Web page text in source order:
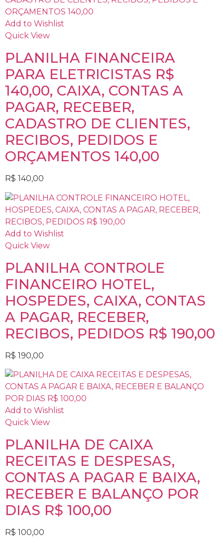
Add to Wishlist
Quick View
PLANILHA FINANCEIRA
PARA ELETRICISTAS R$
140,00, CAIXA, CONTAS A
PAGAR, RECEBER,
CADASTRO DE CLIENTES,
RECIBOS, PEDIDOS E
ORÇAMENTOS 140,00
R$ 140,00
Add to Wishlist
Quick View
PLANILHA CONTROLE
FINANCEIRO HOTEL,
HOSPEDES, CAIXA, CONTAS
A PAGAR, RECEBER,
RECIBOS, PEDIDOS R$ 190,00
R$ 190,00
Add to Wishlist
Quick View
PLANILHA DE CAIXA
RECEITAS E DESPESAS,
CONTAS A PAGAR E BAIXA,
RECEBER E BALANÇO POR
DIAS R$ 100,00
R$ 100,00